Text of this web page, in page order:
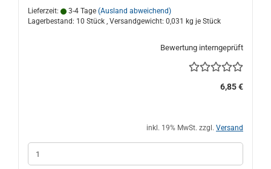
Germany, gute Qualität. Das ovale Spardosenloch darf nicht
kleiner, oder größer als ca. 70 mm x 37 mm sein und die Material-
Stärke des Loches sollte nicht dicker, oder dünner als ca. 4,5 mm -
Lieferzeit: 3-4 Tage (Ausland abweichend)
Lagerbestand: 10 Stück , Versandgewicht: 0,031 kg je Stück
Bewertung interngeprüft
6,85 €
inkl. 19% MwSt. zzgl. Versand